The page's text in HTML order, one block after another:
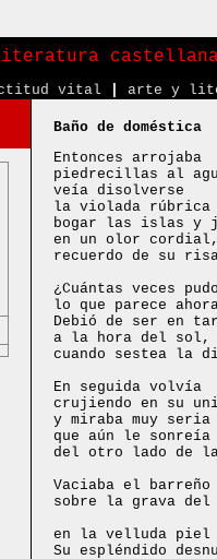
castellana
vital arte y
Baño de doméstica
Entonces arrojaba
piedrecillas al
veía disolverse
la violada rúbrica
bogar las islas y
en un olor
recuerdo de su
¿Cuántas veces
lo que parece
Debió de ser en
a la hora del sol,
cuando sestea la
En seguida volvía
crujiendo en su
y miraba muy
que aún le sonreía
del otro lado de
Vaciaba el barreño
sobre la grava
en la velluda piel
Su espléndido